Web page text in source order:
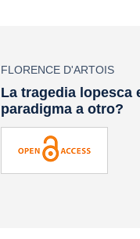
FLORENCE D'ARTOIS
La tragedia lopesca
paradigma a otro?